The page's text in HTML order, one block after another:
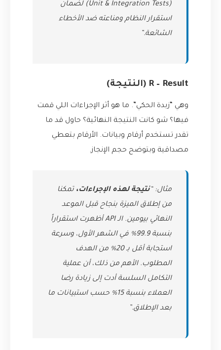
(Unit & Integration Tests) لضمان
استقرار النظام ومناعته ضد الأخطاء
الشائعة.”
R – Result (النتيجة)
وهي “زبدة الحكي”. ما هو أثر الإجراءات اللي قمت
فيها؟ شو كانت النتيجة النهائية؟ حاول قد ما
تقدر تستخدم أرقام وبيانات. الأرقام بتعطي
مصداقية وبتوضح حجم الإنجاز.
مثال: “نتيجة لهذه الإجراءات، تمكنا
من إطلاق الميزة بنجاح قبل الموعد
النهائي بيومين. الـ API أظهرت استقراراً
بنسبة 99.9% في الشهر الأول، وسرعة
استجابة أقل بـ 20% من الهدف
المطلوب. الأهم من ذلك، أن عملية
التكامل السلسة أدت إلى زيادة رضا
العملاء بنسبة 15% حسب استبيانات ما
بعد الإطلاق.”